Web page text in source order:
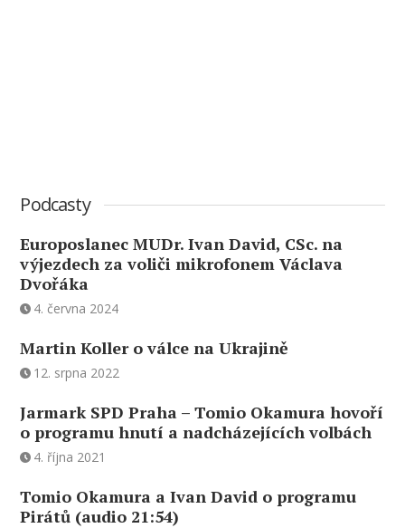
Podcasty
Europoslanec MUDr. Ivan David, CSc. na
výjezdech za voliči mikrofonem Václava
Dvořáka
4. června 2024
Martin Koller o válce na Ukrajině
12. srpna 2022
Jarmark SPD Praha – Tomio Okamura hovoří
o programu hnutí a nadcházejících volbách
4. října 2021
Tomio Okamura a Ivan David o programu
Pirátů (audio 21:54)